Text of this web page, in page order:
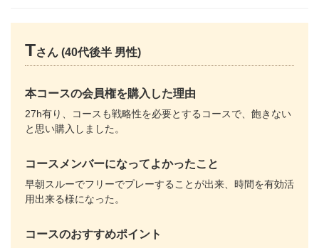
Tさん (40代後半 男性)
本コースの会員権を購入した理由
27h有り、コースも戦略性を必要とするコースで、飽きない
と思い購入しました。
コースメンバーになってよかったこと
早朝スルーでフリーでプレーすることが出来、時間を有効活
用出来る様になった。
コースのおすすめポイント